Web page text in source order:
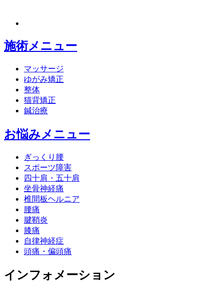
施術メニュー
マッサージ
ゆがみ矯正
整体
猫背矯正
鍼治療
お悩みメニュー
ぎっくり腰
スポーツ障害
四十肩・五十肩
坐骨神経痛
椎間板ヘルニア
腰痛
腱鞘炎
膝痛
自律神経症
頭痛・偏頭痛
インフォメーション